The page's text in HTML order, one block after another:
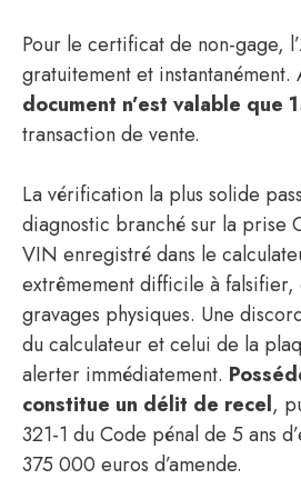
Pour le certificat de non-gage, l’
gratuitement et instantanément.
document n’est valable que
transaction de vente.
La vérification la plus solide
diagnostic branché sur la prise
VIN enregistré dans le
extrêmement difficile à
gravages physiques. Une
du calculateur et celui de la
alerter immédiatement.
constitue un délit de recel,
321-1 du Code pénal de 5 ans
375 000 euros d’amende.